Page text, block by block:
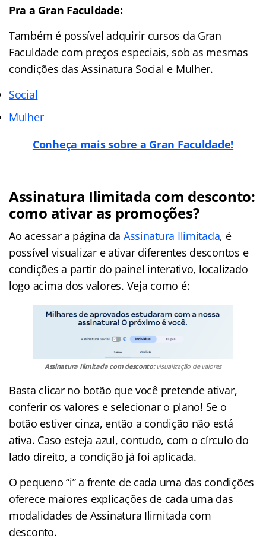
Pra a Gran Faculdade:
Também é possível adquirir cursos da Gran
Faculdade com preços especiais, sob as mesmas
condições das Assinatura Social e Mulher.
Social
Mulher
Conheça mais sobre a Gran Faculdade!
Assinatura Ilimitada com desconto:
como ativar as promoções?
Ao acessar a página da Assinatura Ilimitada, é
possível visualizar e ativar diferentes descontos e
condições a partir do painel interativo, localizado
logo acima dos valores. Veja como é:
Assinatura Ilimitada com desconto:visualização de valores
Basta clicar no botão que você pretende ativar,
conferir os valores e selecionar o plano! Se o
botão estiver cinza, então a condição não está
ativa. Caso esteja azul, contudo, com o círculo do
lado direito, a condição já foi aplicada.
O pequeno “i” a frente de cada uma das condições
oferece maiores explicações de cada uma das
modalidades de Assinatura Ilimitada com
desconto.